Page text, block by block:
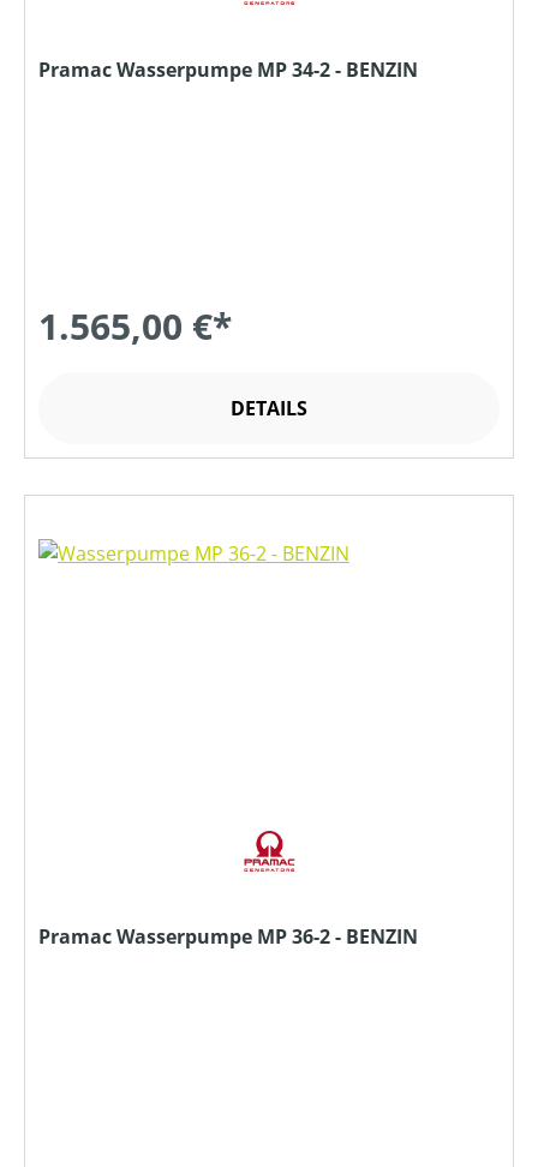
Pramac Wasserpumpe MP 34-2 - BENZIN
1.565,00 €*
DETAILS
Pramac Wasserpumpe MP 36-2 - BENZIN